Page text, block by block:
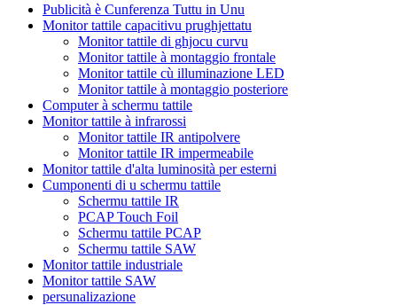
Publicità è Cunferenza Tuttu in Unu
Monitor tattile capacitivu prughjettatu
Monitor tattile di ghjocu curvu
Monitor tattile à montaggio frontale
Monitor tattile cù illuminazione LED
Monitor tattile à montaggio posteriore
Computer à schermu tattile
Monitor tattile à infrarossi
Monitor tattile IR antipolvere
Monitor tattile IR impermeabile
Monitor tattile d'alta luminosità per esterni
Cumponenti di u schermu tattile
Schermu tattile IR
PCAP Touch Foil
Schermu tattile PCAP
Schermu tattile SAW
Monitor tattile industriale
Monitor tattile SAW
persunalizazione